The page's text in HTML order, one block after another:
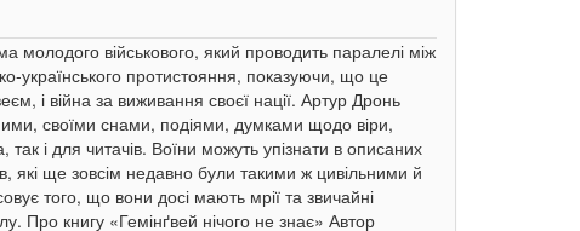
молодого військового, який проводить паралелі між
українського протистояння, показуючи, що це
і війна за виживання своєї нації. Артур Дронь
своїми снами, подіями, думками щодо віри,
і для читачів. Воїни можуть упізнати в описаних
які ще зовсім недавно були такими ж цивільними й
того, що вони досі мають мрії та звичайні
Про книгу «Гемінґвей нічого не знає» Автор